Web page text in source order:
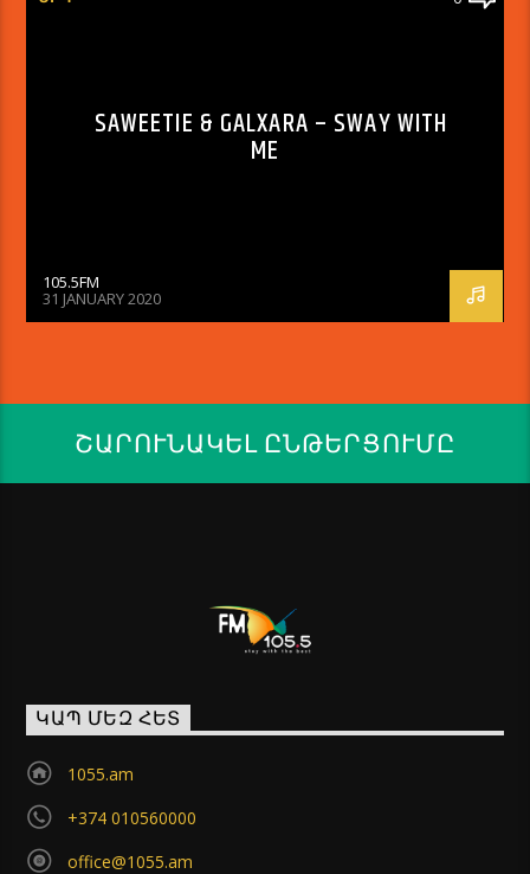
SAWEETIE & GALXARA – SWAY WITH
ME
105.5FM
31 JANUARY 2020
ՇԱՐՈՒՆԱԿԵԼ ԸՆԹԵՐՑՈՒՄԸ
ԿԱՊ ՄԵԶ ՀԵՏ
1055.am
+374 010560000
office@1055.am